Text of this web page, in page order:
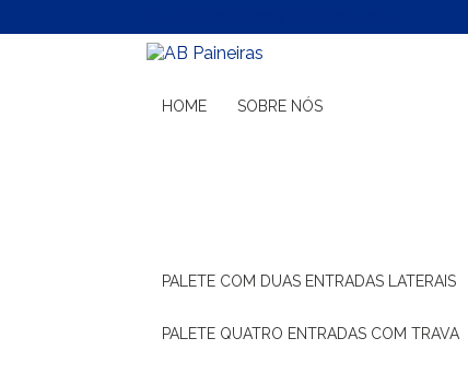
HOME SOBRE NÓS
PALETE COM DUAS ENTRADAS LATERAIS
PALETE QUATRO ENTRADAS COM TRAVA